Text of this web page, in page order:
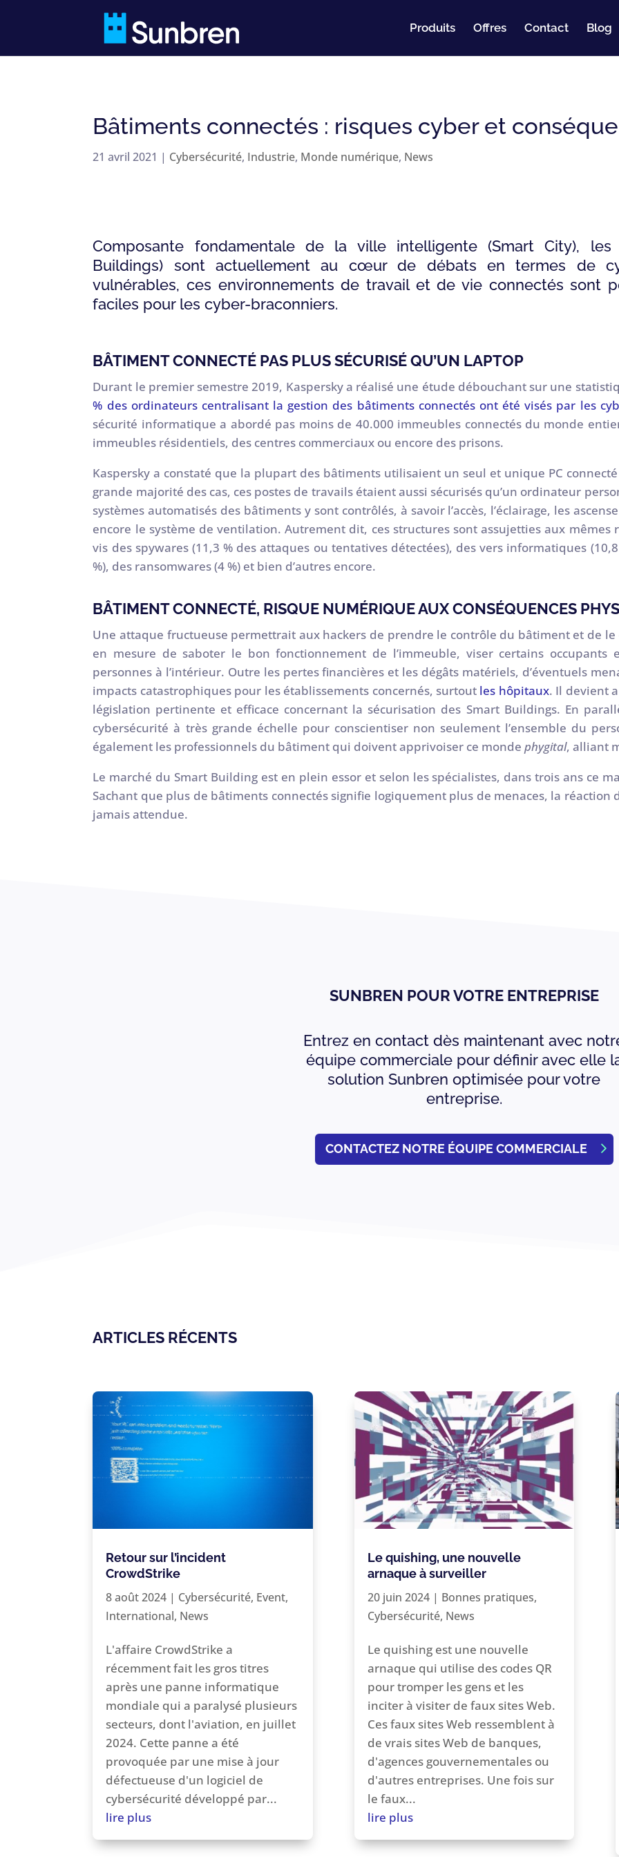
Produits Offres Contact Blog
Bâtiments connectés : risques cyber et
21 avril 2021 | Cybersécurité, Industrie, Monde numérique, News
Composante fondamentale de la ville intelligente (Smart City), les
Buildings) sont actuellement au cœur de débats en termes de
vulnérables, ces environnements de travail et de vie connectés sont
faciles pour les cyber-braconniers.
BÂTIMENT CONNECTÉ PAS PLUS SÉCURISÉ QU’UN LAPTOP
Durant le premier semestre 2019, Kaspersky a réalisé une étude débouchant sur une
% des ordinateurs centralisant la gestion des bâtiments connectés ont été visés par les
sécurité informatique a abordé pas moins de 40.000 immeubles connectés du monde
immeubles résidentiels, des centres commerciaux ou encore des prisons.
Kaspersky a constaté que la plupart des bâtiments utilisaient un seul et unique PC
grande majorité des cas, ces postes de travails étaient aussi sécurisés qu’un ordinateur
systèmes automatisés des bâtiments y sont contrôlés, à savoir l’accès, l’éclairage, les
encore le système de ventilation. Autrement dit, ces structures sont assujetties aux mêmes
vis des spywares (11,3 % des attaques ou tentatives détectées), des vers informatiques
%), des ransomwares (4 %) et bien d’autres encore.
BÂTIMENT CONNECTÉ, RISQUE NUMÉRIQUE AUX CONSÉQUENCES
Une attaque fructueuse permettrait aux hackers de prendre le contrôle du bâtiment et de
en mesure de saboter le bon fonctionnement de l’immeuble, viser certains
personnes à l’intérieur. Outre les pertes financières et les dégâts matériels, d’éventuels
impacts catastrophiques pour les établissements concernés, surtout les hôpitaux. Il devient
législation pertinente et efficace concernant la sécurisation des Smart Buildings. En
cybersécurité à très grande échelle pour conscientiser non seulement l’ensemble du
également les professionnels du bâtiment qui doivent apprivoiser ce mondephygital, alliant
Le marché du Smart Building est en plein essor et selon les spécialistes, dans trois ans ce
Sachant que plus de bâtiments connectés signifie logiquement plus de menaces, la réaction
jamais attendue.
SUNBREN POUR VOTRE ENTREPRISE
Entrez en contact dès maintenant avec
équipe commerciale pour définir avec elle
solution Sunbren optimisée pour votre
entreprise.
CONTACTEZ NOTRE ÉQUIPE COMMERCIALE
ARTICLES RÉCENTS
Retour sur l’incident
CrowdStrike
8 août 2024 | Cybersécurité, Event,
International, News
L'affaire CrowdStrike a
récemment fait les gros titres
après une panne informatique
mondiale qui a paralysé plusieurs
secteurs, dont l'aviation, en juillet
2024. Cette panne a été
provoquée par une mise à jour
défectueuse d'un logiciel de
cybersécurité développé par...
lire plus
Le quishing, une nouvelle
arnaque à surveiller
20 juin 2024| Bonnes pratiques,
Cybersécurité, News
Le quishing est une nouvelle
arnaque qui utilise des codes QR
pour tromper les gens et les
inciter à visiter de faux sites Web.
Ces faux sites Web ressemblent à
de vrais sites Web de banques,
d'agences gouvernementales ou
d'autres entreprises. Une fois sur
le faux...
lire plus